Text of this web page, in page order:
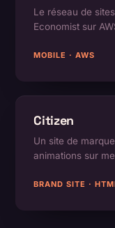
Le réseau de
Economist sur
MOBILE · AWS
Citizen
Un site de
animations sur
BRAND SITE ·